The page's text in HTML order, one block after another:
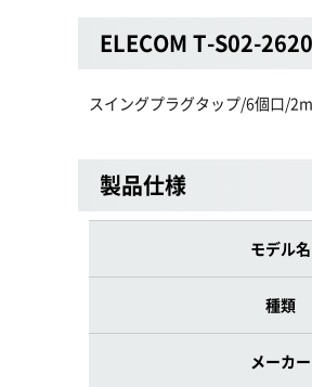
ELECOM T-S02-
スイングプラグタップ/6個口/
製品仕様
モデル名
種類
メーカー